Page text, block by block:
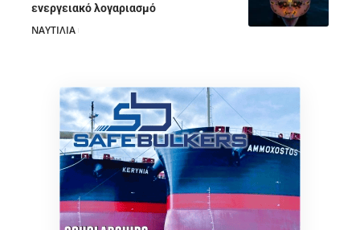
ενεργειακό λογαριασμό
ΝΑΥΤΙΛΙΑ